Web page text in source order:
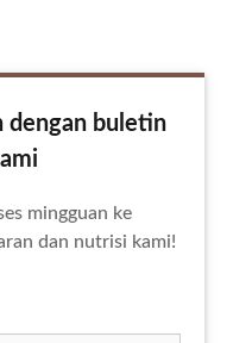
dengan buletin
mingguan ke
dan nutrisi kami!